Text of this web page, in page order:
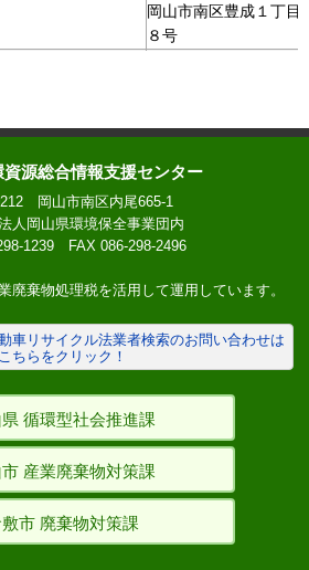
岡山市南区豊成１丁目
８号
井原市井原町888 外
岡山市南区洲崎１丁目
3-47
15筆
他48
岡山市南区郡2996
倉敷市児島上の町1-9-
津山市草加部1170-22
津山市河辺98-10
倉敷市松江１丁目5-16
井原市東江原町496
資源総合情報支援センター
岡山市南区内尾665-1
人岡山県環境保全事業団内
1239 FAX 086-298-2496
棄物処理税を活用して運用しています。
車リサイクル法業者検索のお問い合わせは
こちらをクリック！
循環型社会推進課
産業廃棄物対策課
市廃棄物対策課